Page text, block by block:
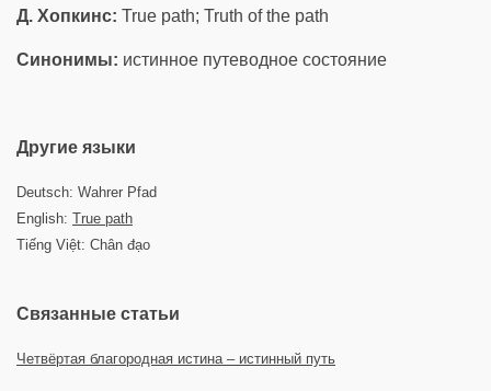
Д. Хопкинс: True path; Truth of the path
Синонимы: истинное путеводное состояние
Другие языки
Deutsch: Wahrer Pfad
English: True path
Tiếng Việt: Chân đạo
Связанные статьи
Четвёртая благородная истина – истинный путь